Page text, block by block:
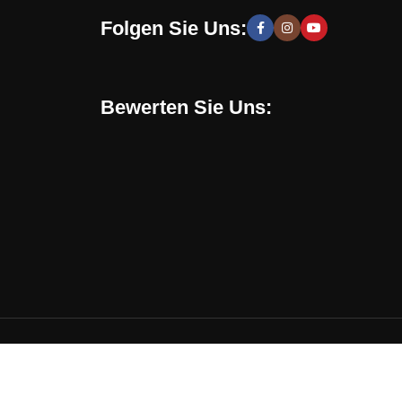
und stilvolle Lösungen, die Sie zur Schaffung
zu entwickeln. Sie erhalten speziell für Sie
Shop verwenden. Mit uns können Sie eine
Folgen Sie Uns:
Bewerten Sie Uns: